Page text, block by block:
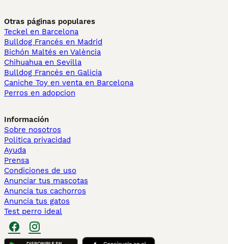
Otras páginas populares
Teckel en Barcelona
Bulldog Francés en Madrid
Bichón Maltés en València
Chihuahua en Sevilla
Bulldog Francés en Galicia
Caniche Toy en venta en Barcelona
Perros en adopcion
Información
Sobre nosotros
Politica privacidad
Ayuda
Prensa
Condiciones de uso
Anunciar tus mascotas
Anuncia tus cachorros
Anuncia tus gatos
Test perro ideal